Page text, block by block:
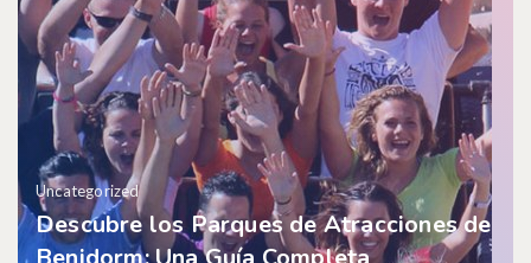
Uncategorized
Descubre los Parques de Atracciones de